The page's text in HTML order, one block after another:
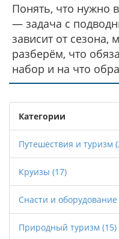
Понять, что нужно
— задача с
зависит от сезона,
разберём, что
набор и на что
выборе
личными советами
комфортной
расскажу, как не
выборе снастей.
Категории
Путешествия и туризм
Круизы (17)
Снасти и оборудование
Природный туризм (15)